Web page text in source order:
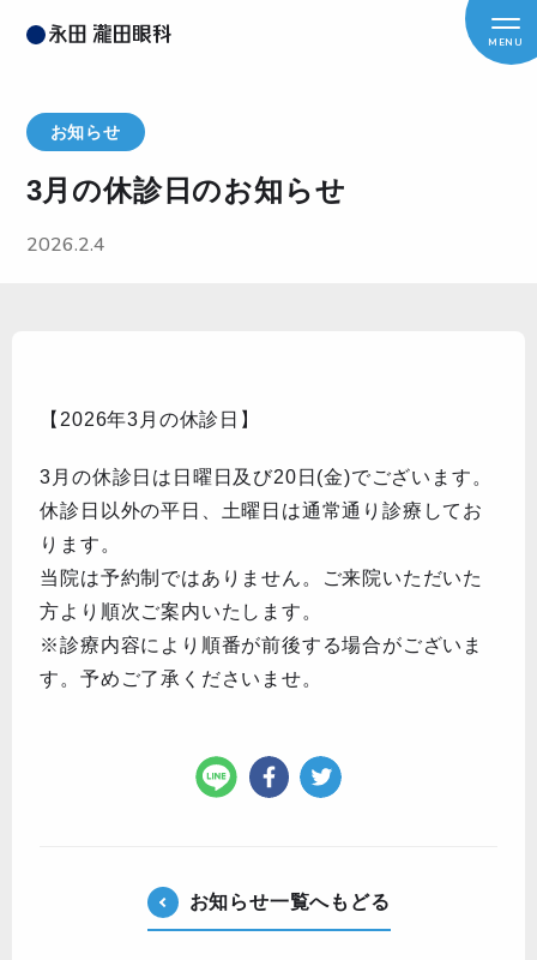
MENU
お知らせ
3月の休診日のお知らせ
2026.2.4
【2026年3月の休診日】
3月の休診日は日曜日及び20日(金)でございます。
休診日以外の平日、土曜日は通常通り診療してお
ります。
当院は予約制ではありません。ご来院いただいた
方より順次ご案内いたします。
※診療内容により順番が前後する場合がございま
す。予めご了承くださいませ。
お知らせ一覧へもどる